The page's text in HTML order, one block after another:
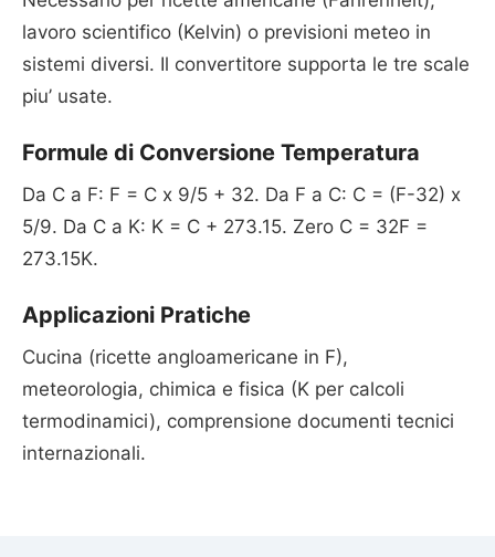
lavoro scientifico (Kelvin) o previsioni meteo in
sistemi diversi. Il convertitore supporta le tre scale
piu’ usate.
Formule di Conversione Temperatura
Da C a F: F = C x 9/5 + 32. Da F a C: C = (F-32) x
5/9. Da C a K: K = C + 273.15. Zero C = 32F =
273.15K.
Applicazioni Pratiche
Cucina (ricette angloamericane in F),
meteorologia, chimica e fisica (K per calcoli
termodinamici), comprensione documenti tecnici
internazionali.